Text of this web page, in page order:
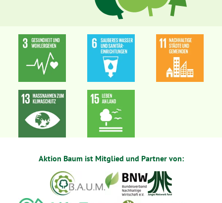
Aktion Baum ist Mitglied und Partner von: